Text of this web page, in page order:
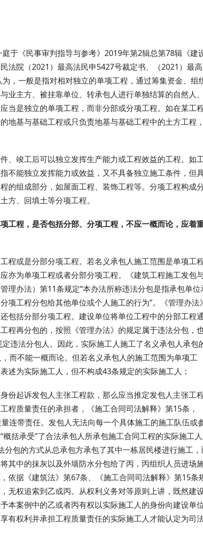
于《民事审判指导与参考》2019年第2辑总第78辑《建
法院（2021）最高法民申5427号裁定书、（2021）最
，一般是指对相对独立的单项工程，通过筹集资金、组
业主方、被挂靠单位、转承包人进行单独结算的自然人、
当是独立的单项工程，而非分部或分项工程。如在某工
地基与基础工程或只负责地基与基础工程中的土方工程，
、竣工后可以独立发挥生产能力或工程效益的工程。如
不能独立发挥能力或效益，又不具备独立施工条件，但
的组成部分，如屋面工程、装饰工程等。分项工程构成
方、回填土等分项工程。
工程，是否包括分部、分项工程，不应一概而论，应着
程或是分部分项工程。若名义承包人施工范围是单项工
亦为单项工程或者分部分项工程。《建筑工程施工发包
理办法）第11条规定“本办法所称违法分包是指承包单位
工程分包给其他单位或个人施工的行为”。《管理办法》
包括分部分项工程。建设单位将单位工程中的分部工程通
程再分包的，按照《管理办法》的规定属于违法分包，
违法分包人。因此，实际施工人施工了名义承包人承包
而不能一概而论。但若名义承包人的施工范围为单项工
述为实际施工人，但不构成43条规定的实际施工人；
份起诉发包人主张工程款，那么应当推定发包人主张工
程质量责任的承担者，《施工合同司法解释》第15条，
连带责任。发包人无法向每一个具体施工的施工队伍或
括承受”了合法承包人所承包施工合同工程的实际施工
包的方式从总承包方承包了其中一栋居民楼进行施工，
其中的抹灰以及外墙防水分包给了丙，丙组织人员进场
依据《建筑法》第67条、《施工合同司法解释》第15条
无权追索到乙或丙。从权利义务对等原则上讲，既然建
本案例中的乙或者丙有权以实际施工人的身份向建设单
有权利并承担工程质量责任的实际施工人才能认定为司